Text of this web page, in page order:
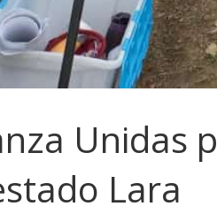
Unidas
Lara